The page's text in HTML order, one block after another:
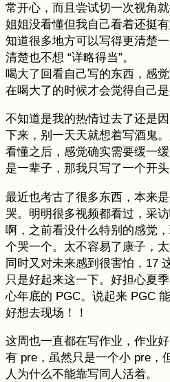
常开心，而且尝试切一次视角
姐姐没看懂但我自己看着还挺
知道很多地方可以写得更清楚
清楚也不想 “详略得当”。
喝大了回看自己写的东西，感
在喝大了的时候才会觉得自己是
不知道是我的热情过去了还是
下来，别一天天就想着写酒鬼
看懂之后，感觉确实需要缓一
是一辈子，那我只写了一个开
最近也考古了很多东西，本来
哭。明明很多视频都看过，采
啊，之前看没什么特别的感觉
个哭一个。太不容易了康子，太
同时又对未来感到很害怕，17
只是好起来这一下。好担心夏
心年底的 PGC。说起来 PGC
好想去现场！！
这周也一直都在写作业，作业
有 pre，虽然只是一个小 pre，
人为什么不能靠写同人活着。